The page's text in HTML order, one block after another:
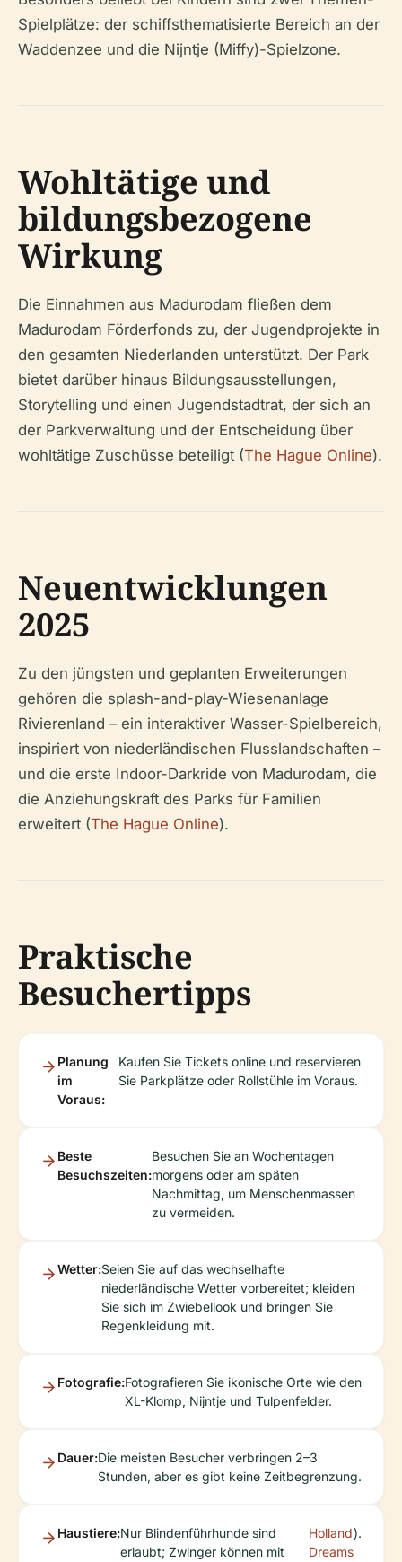
Spielplätze: der schiffsthematisierte Bereich an der
Waddenzee und die Nijntje (Miffy)-Spielzone.
Wohltätige und
bildungsbezogene
Wirkung
Die Einnahmen aus Madurodam fließen dem
Madurodam Förderfonds zu, der Jugendprojekte in
den gesamten Niederlanden unterstützt. Der Park
bietet darüber hinaus Bildungsausstellungen,
Storytelling und einen Jugendstadtrat, der sich an
der Parkverwaltung und der Entscheidung über
wohltätige Zuschüsse beteiligt (The Hague Online).
Neuentwicklungen
2025
Zu den jüngsten und geplanten Erweiterungen
gehören die splash-and-play-Wiesenanlage
Rivierenland – ein interaktiver Wasser-Spielbereich,
inspiriert von niederländischen Flusslandschaften –
und die erste Indoor-Darkride von Madurodam, die
die Anziehungskraft des Parks für Familien
erweitert (The Hague Online).
Praktische
Besuchertipps
Planung
im
Voraus:
Kaufen Sie Tickets online und reservieren
Sie Parkplätze oder Rollstühle im Voraus.
Beste
Besuchszeiten:
Besuchen Sie an Wochentagen
morgens oder am späten
Nachmittag, um Menschenmassen
zu vermeiden.
Wetter:Seien Sie auf das wechselhafte
niederländische Wetter vorbereitet; kleiden
Sie sich im Zwiebellook und bringen Sie
Regenkleidung mit.
Fotografie:Fotografieren Sie ikonische Orte wie den
XL-Klomp, Nijntje und Tulpenfelder.
Dauer:Die meisten Besucher verbringen 2–3
Stunden, aber es gibt keine Zeitbegrenzung.
Haustiere:Nur Blindenführhunde sind
erlaubt; Zwinger können mit
Holland
Dreams
).